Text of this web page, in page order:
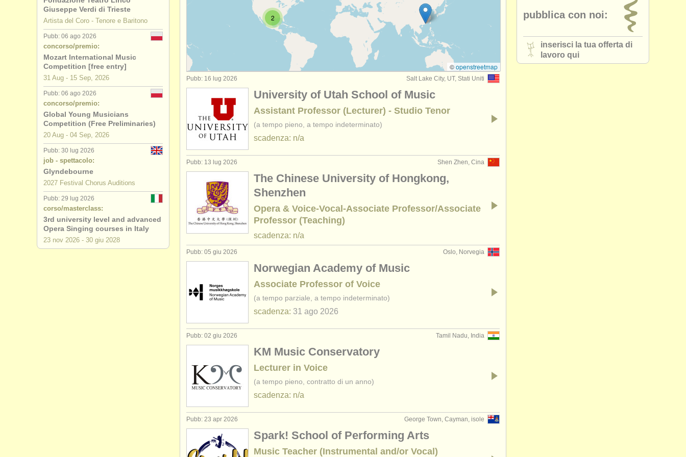
premi: voci (34)
2
©openstreetmap
Salt Lake City, UT, Stati Uniti
Pubb: 16 lug 2026
University of Utah School of Music
Assistant Professor (Lecturer) - Studio Tenor
(a tempo pieno, a tempo indeterminato)
scadenza: n/a
Shen Zhen, Cina
Pubb: 13 lug 2026
The Chinese University of Hongkong,
Shenzhen
Opera & Voice-Vocal-Associate Professor/Associate
Professor (Teaching)
scadenza: n/a
Oslo, Norvegia
Pubb: 05 giu 2026
Norwegian Academy of Music
Associate Professor of Voice
(a tempo parziale, a tempo indeterminato)
scadenza: 31 ago 2026
Tamil Nadu, India
Pubb: 02 giu 2026
KM Music Conservatory
Lecturer in Voice
(a tempo pieno, contratto di un anno)
scadenza: n/a
George Town, Cayman, isole
Pubb: 23 apr 2026
Spark! School of Performing Arts
Music Teacher (Instrumental and/or Vocal)
Giuseppe Verdi di Trieste
Artista del Coro - Tenore e Baritono
Pubb: 06 ago 2026
concorso/premio:
Mozart International Music
Competition [free entry]
31 Aug - 15 Sep, 2026
Pubb: 06 ago 2026
concorso/premio:
Global Young Musicians
Competition (Free Preliminaries)
20 Aug - 04 Sep, 2026
Pubb: 30 lug 2026
job - spettacolo:
Glyndebourne
2027 Festival Chorus Auditions
Pubb: 29 lug 2026
corso/masterclass:
3rd university level and advanced
Opera Singing courses in Italy
23 nov 2026 - 30 giu 2028
pubblica con noi:
inserisci la tua offerta di
lavoro qui